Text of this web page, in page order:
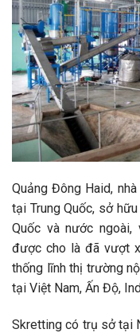
Quảng Đông Haid,
tại Trung Quốc, sở
Quốc và nước
được cho là đã vượt
thống lĩnh thị trường
tại Việt Nam, Ấn Độ,
Skretting có trụ sở tại